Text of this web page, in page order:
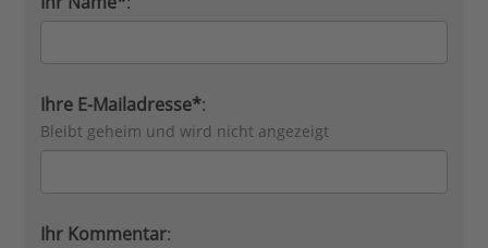
Ihre E-Mailadresse*:
Bleibt geheim und wird nicht angezeigt
Ihr Kommentar: